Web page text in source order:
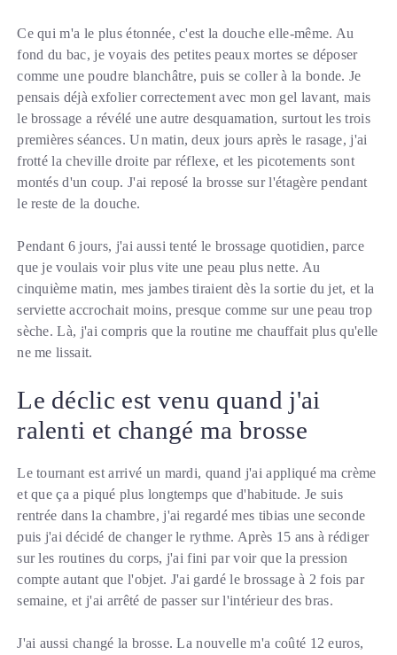
Ce qui m'a le plus étonnée, c'est la douche elle-même. Au
fond du bac, je voyais des petites peaux mortes se déposer
comme une poudre blanchâtre, puis se coller à la bonde. Je
pensais déjà exfolier correctement avec mon gel lavant, mais
le brossage a révélé une autre desquamation, surtout les trois
premières séances. Un matin, deux jours après le rasage, j'ai
frotté la cheville droite par réflexe, et les picotements sont
montés d'un coup. J'ai reposé la brosse sur l'étagère pendant
le reste de la douche.
Pendant 6 jours, j'ai aussi tenté le brossage quotidien, parce
que je voulais voir plus vite une peau plus nette. Au
cinquième matin, mes jambes tiraient dès la sortie du jet, et la
serviette accrochait moins, presque comme sur une peau trop
sèche. Là, j'ai compris que la routine me chauffait plus qu'elle
ne me lissait.
Le déclic est venu quand j'ai
ralenti et changé ma brosse
Le tournant est arrivé un mardi, quand j'ai appliqué ma crème
et que ça a piqué plus longtemps que d'habitude. Je suis
rentrée dans la chambre, j'ai regardé mes tibias une seconde
puis j'ai décidé de changer le rythme. Après 15 ans à rédiger
sur les routines du corps, j'ai fini par voir que la pression
compte autant que l'objet. J'ai gardé le brossage à 2 fois par
semaine, et j'ai arrêté de passer sur l'intérieur des bras.
J'ai aussi changé la brosse. La nouvelle m'a coûté 12 euros,